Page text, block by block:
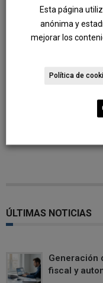
ÚLTIMAS NOTICIAS
Generación
fiscal y
Esta página
anónima y
mejorar los
Política de